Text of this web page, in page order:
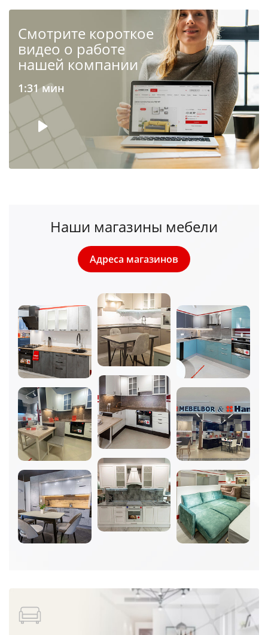
Cмотрите короткое
видео о работе
нашей компании
1:31 мин
Наши магазины мебели
Адреса магазинов